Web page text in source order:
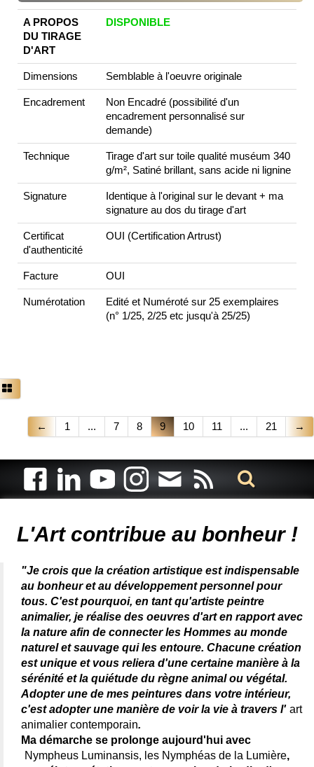
A PROPOS
DU TIRAGE
D'ART
DISPONIBLE
Dimensions Semblable à l'oeuvre originale
Encadrement
Non Encadré (possibilité d'un
encadrement personnalisé sur
demande)
Technique
Tirage d'art sur toile qualité muséum 340
g/m², Satiné brillant, sans acide ni lignine
Signature
Identique à l'original sur le devant + ma
signature au dos du tirage d'art
Certificat
d'authenticité
OUI (Certification Artrust)
Facture OUI
Numérotation
Edité et Numéroté sur 25 exemplaires
(n° 1/25, 2/25 etc jusqu'à 25/25)
← 1 ... 7 8 9 10 11 ... 21 →
L'Art contribue au bonheur !
"Je crois que la création artistique est indispensable
au bonheur et au développement personnel pour
tous. C'est pourquoi, en tant qu'artiste peintre
animalier, je réalise des oeuvres d'art en rapport avec
la nature afin de connecter les Hommes au monde
naturel et sauvage qui les entoure. Chacune création
est unique et vous reliera d'une certaine manière à la
sérénité et la quiétude du règne animal ou végétal.
Adopter une de mes peintures dans votre intérieur,
c'est adopter une manière de voir la vie à travers l' art
animalier contemporain.
Ma démarche se prolonge aujourd'hui avec
Nympheus Luminansis, les Nymphéas de la Lumière,